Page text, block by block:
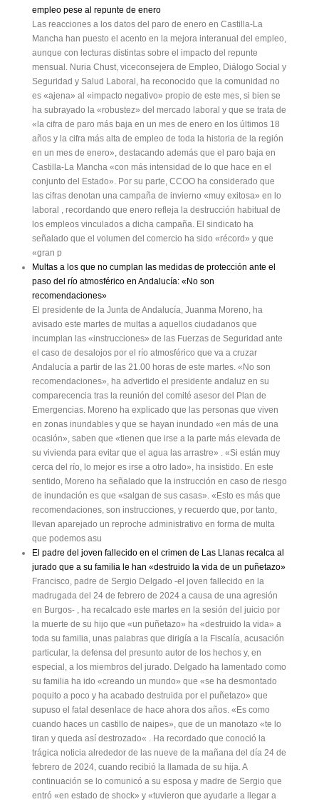
empleo pese al repunte de enero
Las reacciones a los datos del paro de enero en Castilla-La
Mancha han puesto el acento en la mejora interanual del empleo,
aunque con lecturas distintas sobre el impacto del repunte
mensual. Nuria Chust, viceconsejera de Empleo, Diálogo Social y
Seguridad y Salud Laboral, ha reconocido que la comunidad no
es «ajena» al «impacto negativo» propio de este mes, si bien se
ha subrayado la «robustez» del mercado laboral y que se trata de
«la cifra de paro más baja en un mes de enero en los últimos 18
años y la cifra más alta de empleo de toda la historia de la región
en un mes de enero», destacando además que el paro baja en
Castilla-La Mancha «con más intensidad de lo que hace en el
conjunto del Estado». Por su parte, CCOO ha considerado que
las cifras denotan una campaña de invierno «muy exitosa» en lo
laboral , recordando que enero refleja la destrucción habitual de
los empleos vinculados a dicha campaña. El sindicato ha
señalado que el volumen del comercio ha sido «récord» y que
«gran p
Multas a los que no cumplan las medidas de protección ante el
paso del río atmosférico en Andalucía: «No son
recomendaciones»
El presidente de la Junta de Andalucía, Juanma Moreno, ha
avisado este martes de multas a aquellos ciudadanos que
incumplan las «instrucciones» de las Fuerzas de Seguridad ante
el caso de desalojos por el río atmosférico que va a cruzar
Andalucía a partir de las 21.00 horas de este martes. «No son
recomendaciones», ha advertido el presidente andaluz en su
comparecencia tras la reunión del comité asesor del Plan de
Emergencias. Moreno ha explicado que las personas que viven
en zonas inundables y que se hayan inundado «en más de una
ocasión», saben que «tienen que irse a la parte más elevada de
su vivienda para evitar que el agua las arrastre» . «Si están muy
cerca del río, lo mejor es irse a otro lado», ha insistido. En este
sentido, Moreno ha señalado que la instrucción en caso de riesgo
de inundación es que «salgan de sus casas». «Esto es más que
recomendaciones, son instrucciones, y recuerdo que, por tanto,
llevan aparejado un reproche administrativo en forma de multa
que podemos asu
El padre del joven fallecido en el crimen de Las Llanas recalca al
jurado que a su familia le han «destruido la vida de un puñetazo»
Francisco, padre de Sergio Delgado -el joven fallecido en la
madrugada del 24 de febrero de 2024 a causa de una agresión
en Burgos- , ha recalcado este martes en la sesión del juicio por
la muerte de su hijo que «un puñetazo» ha «destruido la vida» a
toda su familia, unas palabras que dirigía a la Fiscalía, acusación
particular, la defensa del presunto autor de los hechos y, en
especial, a los miembros del jurado. Delgado ha lamentado como
su familia ha ido «creando un mundo» que «se ha desmontado
poquito a poco y ha acabado destruida por el puñetazo» que
supuso el fatal desenlace de hace ahora dos años. «Es como
cuando haces un castillo de naipes», que de un manotazo «te lo
tiran y queda así destrozado« . Ha recordado que conoció la
trágica noticia alrededor de las nueve de la mañana del día 24 de
febrero de 2024, cuando recibió la llamada de su hija. A
continuación se lo comunicó a su esposa y madre de Sergio que
entró «en estado de shock» y «tuvieron que ayudarle a llegar a